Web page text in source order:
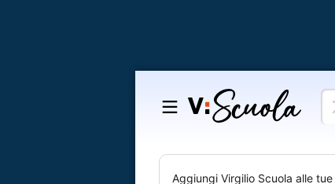
Salta
contenuto
Aggiungi Virgilio Scuola alle